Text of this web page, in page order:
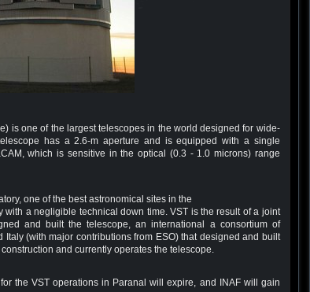
is one of the largest telescopes in the world designed for wide-
has a 2.6-m aperture and is equipped with a single
which is sensitive in the optical (0.3 - 1.0 microns) range
one of the best astronomical sites in the
a negligible technical down time. VST is the result of a joint
and built the telescope, an international a consortium of
(with major contributions from ESO) that designed and built
and currently operates the telescope.
the VST operations in Paranal will expire, and INAF will gain